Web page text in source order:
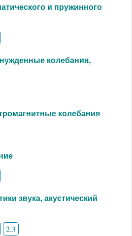
и пружинного
колебания,
колебания
звука, акустический
2.3